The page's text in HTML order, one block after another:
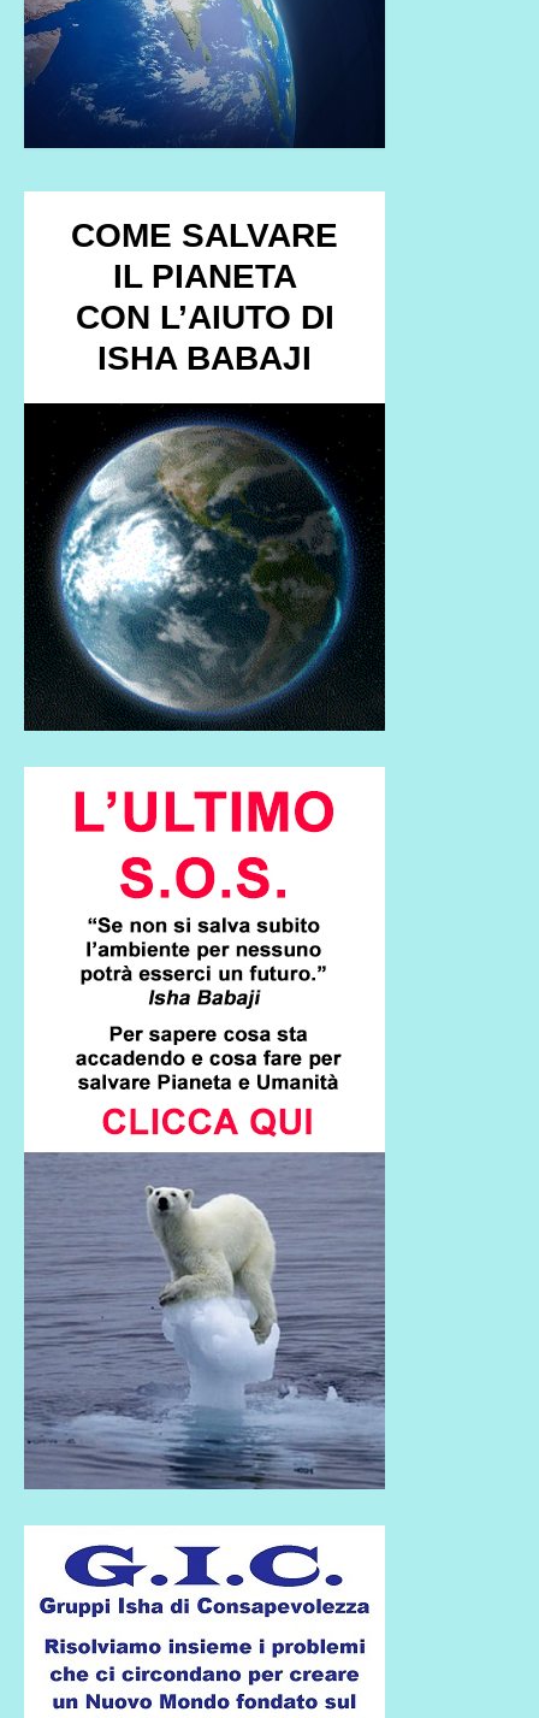
COME SALVARE
IL PIANETA
CON L’AIUTO DI
ISHA BABAJI